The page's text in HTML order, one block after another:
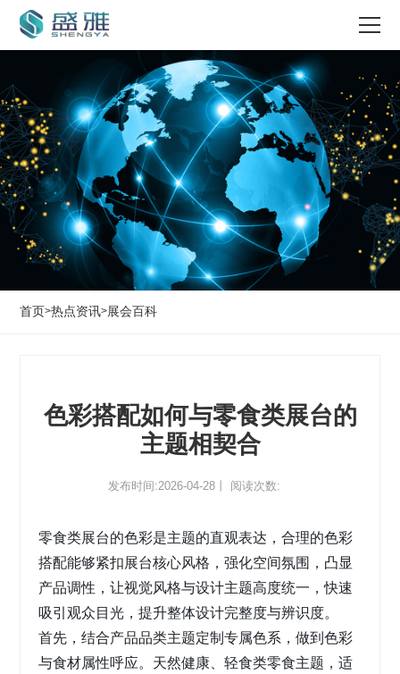
首页>热点资讯>展会百科
色彩搭配如何与零食类展台的
主题相契合
发布时间:2026-04-28丨 阅读次数:
零食类展台的色彩是主题的直观表达，合理的色彩
搭配能够紧扣展台核心风格，强化空间氛围，凸显
产品调性，让视觉风格与设计主题高度统一，快速
吸引观众目光，提升整体设计完整度与辨识度。
首先， 结合产品品类主题定制专属色系，做到色彩
与食材属性呼应。天然健康、轻食类零食主题，适